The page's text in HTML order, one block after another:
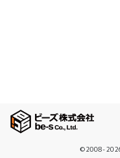
©2008-